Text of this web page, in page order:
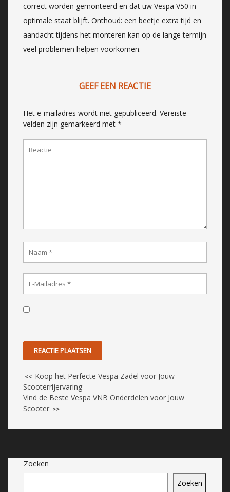
correct worden gemonteerd en dat uw Vespa V50 in
optimale staat blijft. Onthoud: een beetje extra tijd en
aandacht tijdens het monteren kan op de lange termijn
veel problemen helpen voorkomen.
GEEF EEN REACTIE
Het e-mailadres wordt niet gepubliceerd. Vereiste
velden zijn gemarkeerd met *
<< Koop het Perfecte Vespa Zadel voor Jouw
Scooterrijervaring
Vind de Beste Vespa VNB Onderdelen voor Jouw
Scooter >>
Zoeken
Zoeken